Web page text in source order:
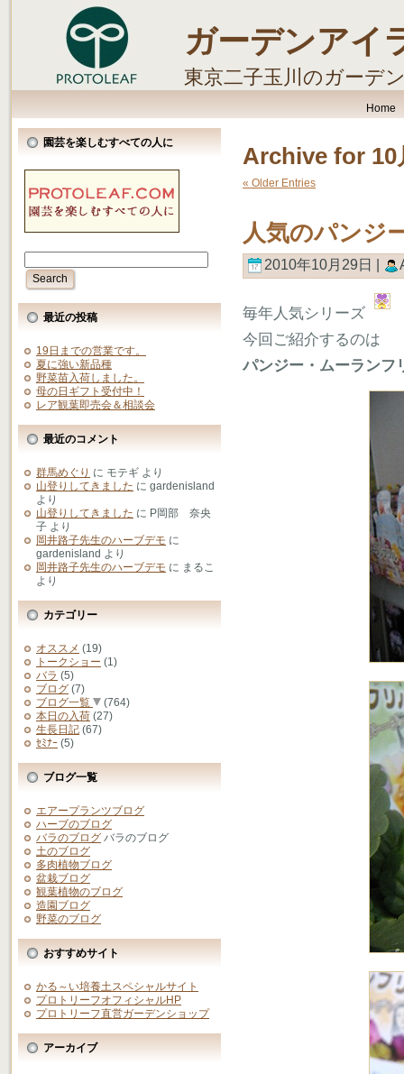
ガーデンアイ
東京二子玉川のガーデ
Home
園芸を楽しむすべての人に
最近の投稿
19日までの営業です。
夏に強い新品種
野菜苗入荷しました。
母の日ギフト受付中！
レア観葉即売会＆相談会
最近のコメント
群馬めぐり に モテギ より
山登りしてきました に gardenisland
より
山登りしてきました に P岡部 奈央
子 より
岡井路子先生のハーブデモ に
gardenisland より
岡井路子先生のハーブデモ に まるこ
より
カテゴリー
オススメ (19)
トークショー (1)
バラ (5)
ブログ (7)
ブログ一覧
(764)
本日の入荷 (27)
生長日記 (67)
ｾﾐﾅｰ (5)
ブログ一覧
エアープランツブログ
ハーブのブログ
バラのブログ バラのブログ
土のブログ
多肉植物ブログ
盆栽ブログ
観葉植物のブログ
造園ブログ
野菜のブログ
おすすめサイト
かる～い培養土スペシャルサイト
プロトリーフオフィシャルHP
プロトリーフ直営ガーデンショップ
アーカイブ
Archive for 10
« Older Entries
人気のパンジ
2010年10月29日 |
毎年人気シリーズ
今回ご紹介するのは
パンジー・ムーランフ